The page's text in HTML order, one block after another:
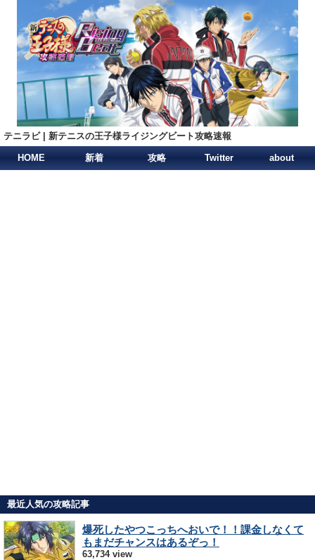
テニラビ | 新テニスの王子様ライジングビート攻略速報
HOME 新着 攻略 Twitter about
最近人気の攻略記事
爆死したやつこっちへおいで！！課金しなくて
もまだチャンスはあるぞっ！
63,734 view